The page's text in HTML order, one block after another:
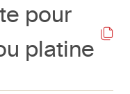
pour
platine